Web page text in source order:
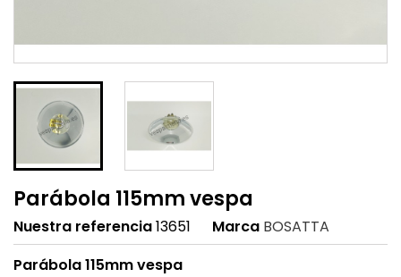
Parábola 115mm vespa
Nuestra referencia13651 Marca BOSATTA
Parábola 115mm vespa